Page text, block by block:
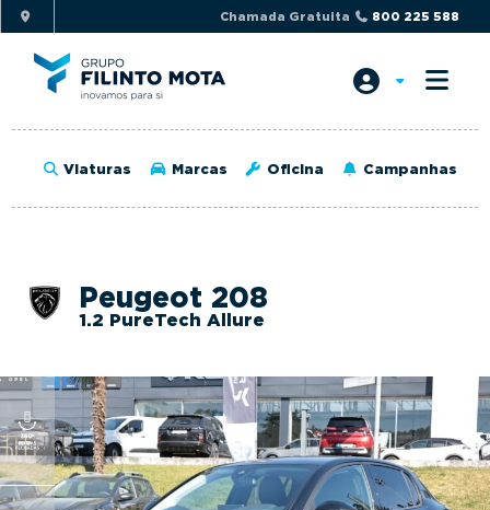
i
p
t
o
r
a
n
v
i
g
i
p
t
o
a
c
t
n
t
Chamada Gratuita 800 225 588
Viaturas Marcas Oficina Campanhas
Peugeot 208
1.2 PureTech Allure